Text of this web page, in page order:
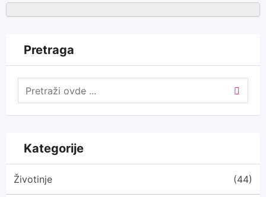
Pretraga
Kategorije
Životinje (44)